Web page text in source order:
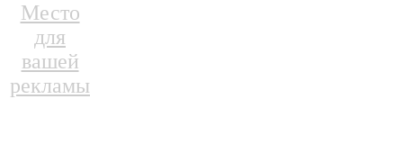
Место
для
вашей
рекламы